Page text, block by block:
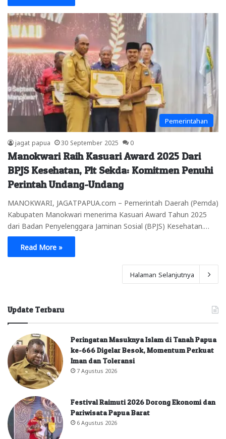
Pemerintahan
jagat papua 30 September 2025 0
Manokwari Raih Kasuari Award 2025 Dari
BPJS Kesehatan, Plt Sekda: Komitmen Penuhi
Perintah Undang-Undang
MANOKWARI, JAGATPAPUA.com – Pemerintah Daerah (Pemda)
Kabupaten Manokwari menerima Kasuari Award Tahun 2025
dari Badan Penyelenggara Jaminan Sosial (BPJS) Kesehatan.…
Read More »
Halaman Selanjutnya
Update Terbaru
Peringatan Masuknya Islam di Tanah Papua
ke-666 Digelar Besok, Momentum Perkuat
Iman dan Toleransi
7 Agustus 2026
Festival Raimuti 2026 Dorong Ekonomi dan
Pariwisata Papua Barat
6 Agustus 2026